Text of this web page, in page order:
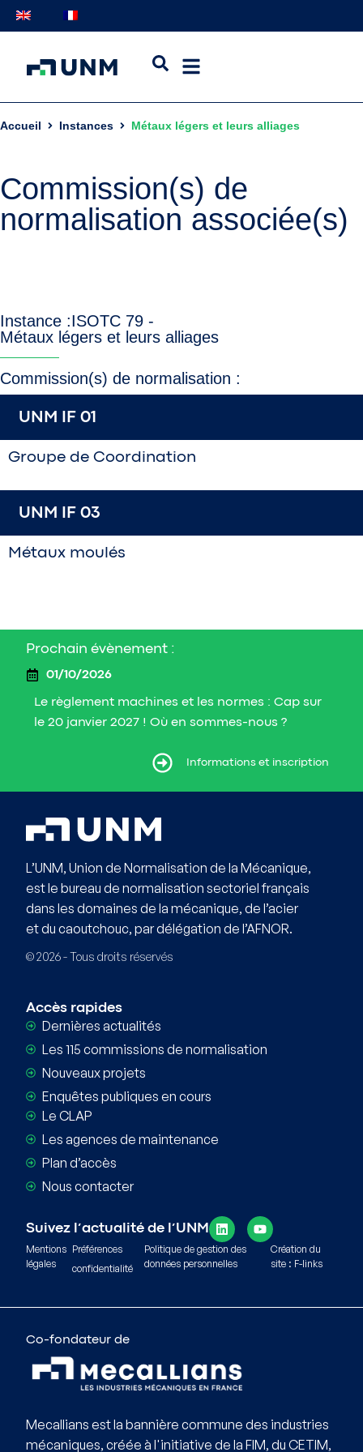
Accueil Instances Métaux légers et leurs alliages
Commission(s) de
normalisation associée(s)
Instance :ISOTC 79 -
Métaux légers et leurs alliages
Commission(s) de normalisation :
UNM IF 01
Groupe de Coordination
UNM IF 03
Métaux moulés
Prochain évènement :
01/10/2026
Le règlement machines et les normes : Cap sur
le 20 janvier 2027 ! Où en sommes-nous ?
Informations et inscription
L’UNM, Union de Normalisation de la Mécanique,
est le bureau de normalisation sectoriel français
dans les domaines de la mécanique, de l’acier
et du caoutchouc, par délégation de l’AFNOR.
© 2026 - Tous droits réservés
Accès rapides
Dernières actualités
Les 115 commissions de normalisation
Nouveaux projets
Enquêtes publiques en cours
Le CLAP
Les agences de maintenance
Plan d’accès
Nous contacter
Suivez l’actualité de l’UNM
Mentions
légales
Préférences
confidentialité
Politique de gestion des
données personnelles
Création du
site : F-links
Co-fondateur de
Mecallians est la bannière commune des industries
mécaniques, créée à l'initiative de la FIM, du CETIM,